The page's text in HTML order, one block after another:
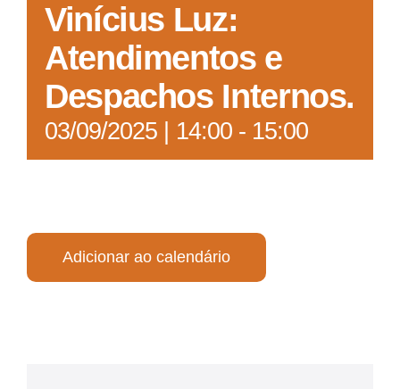
Vinícius Luz:
Atendimentos e
Despachos Internos.
03/09/2025 | 14:00- 15:00
Adicionar ao calendário